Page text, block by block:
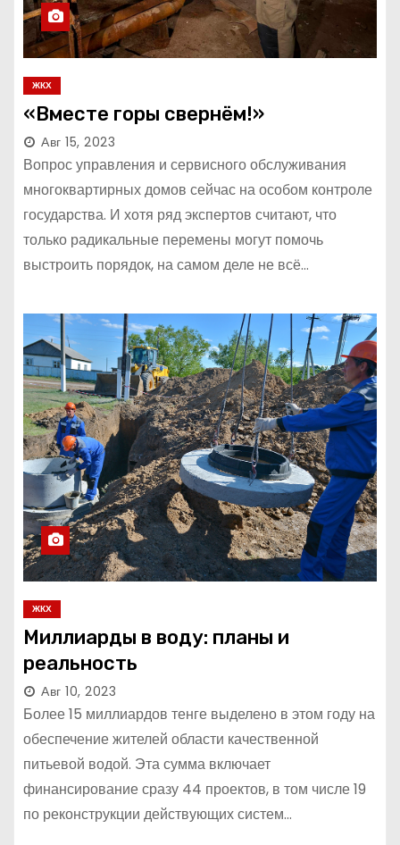
ЖКХ
«Вместе горы свернём!»
Авг 15, 2023
Вопрос управления и сервисного обслуживания
многоквартирных домов сейчас на особом контроле
государства. И хотя ряд экспертов считают, что
только радикальные перемены могут помочь
выстроить порядок, на самом деле не всё…
ЖКХ
Миллиарды в воду: планы и
реальность
Авг 10, 2023
Более 15 миллиардов тенге выделено в этом году на
обеспечение жителей области качественной
питьевой водой. Эта сумма включает
финансирование сразу 44 проектов, в том числе 19
по реконструкции действующих систем…